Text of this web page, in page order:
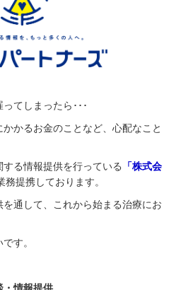
てしまったら･･･
かるお金のことなど、心配なこと
る情報提供を行っている
「株式会
務提携しております。
通して、これから始まる治療にお
す。
・情報提供